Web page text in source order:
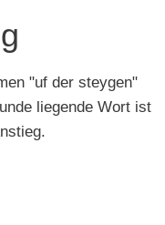
buchen
"uf der steygen"
liegende Wort ist